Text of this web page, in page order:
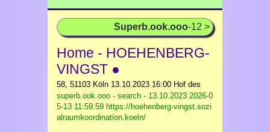
Superb.ook.ooo-12 >
Home - HOEHENBERG-
VINGST ●
58, 51103 Köln 13.10.2023 16:00 Hof des
superb.ook.ooo - search - 13.10.2023 2026-0
5-13 11:59:59 https://hoehenberg-vingst.sozi
alraumkoordination.koeln/